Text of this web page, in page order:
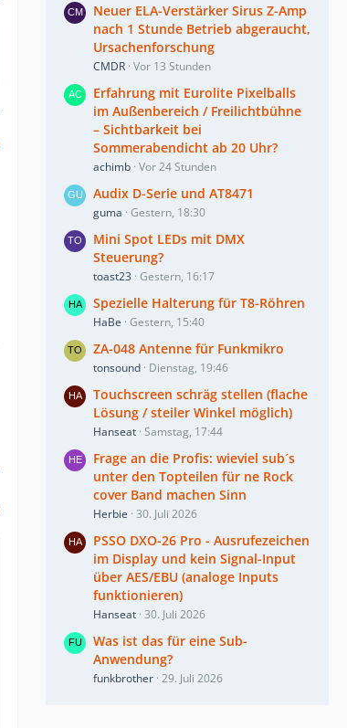
Neuer ELA-Verstärker Sirus Z-Amp
nach 1 Stunde Betrieb abgeraucht,
Ursachenforschung
CMDR Vor 13 Stunden
Erfahrung mit Eurolite Pixelballs
im Außenbereich / Freilichtbühne
– Sichtbarkeit bei
Sommerabendicht ab 20 Uhr?
achimb Vor 24 Stunden
Audix D-Serie und AT8471
guma Gestern, 18:30
Mini Spot LEDs mit DMX
Steuerung?
toast23 Gestern, 16:17
Spezielle Halterung für T8-Röhren
HaBe Gestern, 15:40
ZA-048 Antenne für Funkmikro
tonsound Dienstag, 19:46
Touchscreen schräg stellen (flache
Lösung / steiler Winkel möglich)
Hanseat Samstag, 17:44
Frage an die Profis: wieviel sub´s
unter den Topteilen für ne Rock
cover Band machen Sinn
Herbie 30. Juli 2026
PSSO DXO-26 Pro - Ausrufezeichen
im Display und kein Signal-Input
über AES/EBU (analoge Inputs
funktionieren)
Hanseat 30. Juli 2026
Was ist das für eine Sub-
Anwendung?
funkbrother 29. Juli 2026